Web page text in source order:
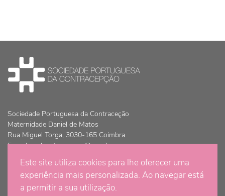
Este site utiliza cookies para lhe oferecer uma
experiência mais personalizada. Ao navegar está
a permitir a sua utilização.
Sociedade Portuguesa da Contraceção
Maternidade Daniel de Matos
Rua Miguel Torga, 3030-165 Coimbra
E-mail:spdcontracepcao@gmail.com
© Copyright 2021 - Sociedade Portuguesa da Contraceção | Todos
os direitos são reservados